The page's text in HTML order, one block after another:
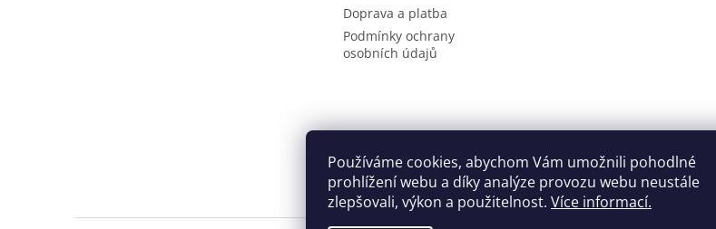
Používáme cookies, abychom Vám umožnili pohodlné
prohlížení webu a díky analýze provozu webu neustále
zlepšovali, výkon a použitelnost. Více informací.
Doprava a platba
Podmínky ochrany
osobních údajů
SK zákazníci - dielenske-vybavenie.sk